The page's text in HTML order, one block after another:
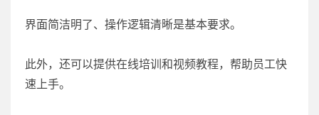
界面简洁明了、操作逻辑清晰是基本要求。
此外，还可以提供在线培训和视频教程，帮助员工快
速上手。